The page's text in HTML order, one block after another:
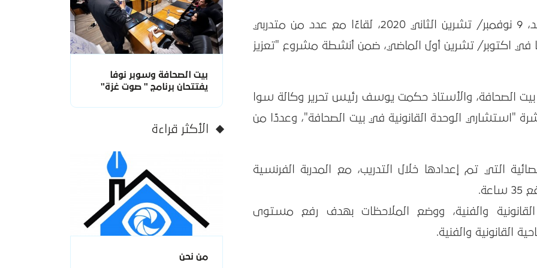
عقد بيت الصحافة – فلسطين، يوم الأحد، 9 نوفمبر/ تشرين الثاني 2020، لقاءًا مع عدد من متدربي
في اكتوبر/ تشرين أول الماضي، ضمن أنشطة مشروع "تعزيز
الصحافة، والأستاذ حكمت يوسف رئيس تحرير وكالة سوا
"استشاري الوحدة القانونية في بيت الصحافة"، وعددًا من
التي تم إعدادها خلال التدريب، مع المدربة الفرنسية
والفنية، ووضع الملاحظات بهدف رفع مستوى
القانونية والفنية.
بيت الصحافة وسوبر نوفا
يفتتحان برنامج " صوت غزة"
الأكثر قراءة
من نحن